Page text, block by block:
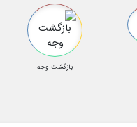
بازگشت وجه